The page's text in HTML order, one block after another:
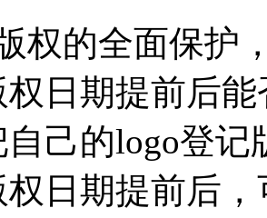
权的全面保护
权日期提前后
己的logo登
日期提前后